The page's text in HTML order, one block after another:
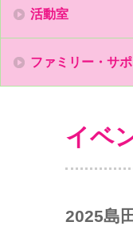
活動室
ファミリー・サ
イベ
2025島